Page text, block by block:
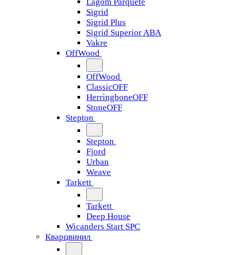
Sigrid
Sigrid Plus
Sigrid Superior ABA
Vakre
OffWood
OffWood
ClassicOFF
HerringboneOFF
StoneOFF
Stepton
Stepton
Fjord
Urban
Weave
Tarkett
Tarkett
Deep House
Wicanders Start SPC
Кварцвинил